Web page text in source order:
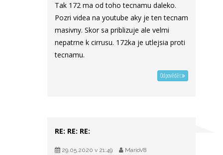
Tak 172 ma od toho tecnamu daleko.
Pozri videa na youtube aky je ten tecnam
masivny. Skor sa priblizuje ale velmi
nepatrne k cirrusu. 172ka je utlejsia proti
tecnamu.
Odpovědět
RE: RE: RE:
29.05.2020 v 21:49 MarioV8